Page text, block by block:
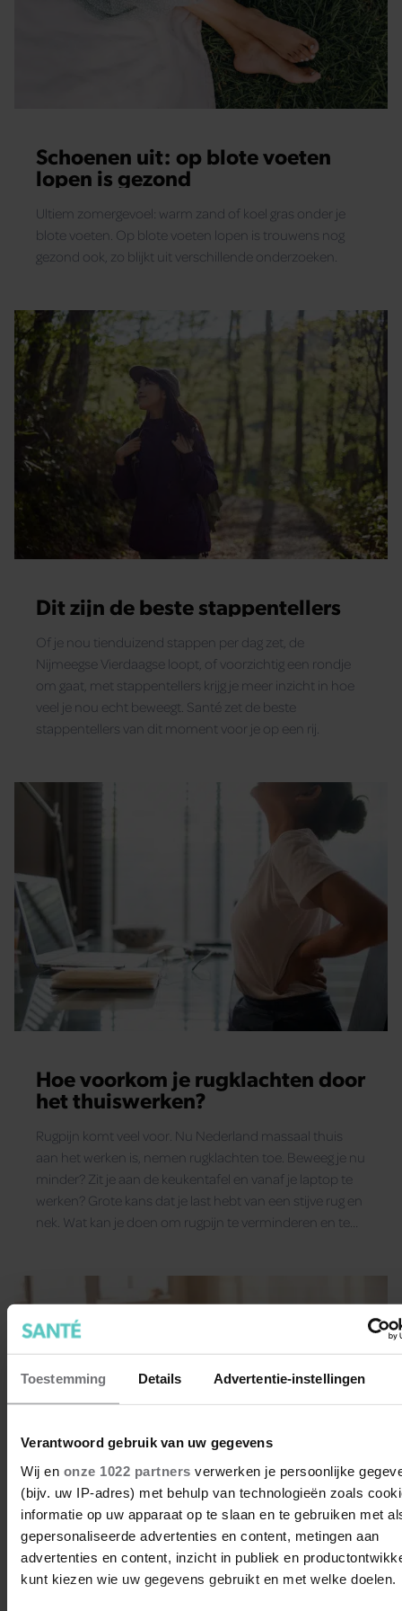
Toestemming Details Advertentie-instellingen
Verantwoord gebruik van uw gegevens
Wij en onze 1022 partners verwerken je persoonlijke
(bijv. uw IP-adres) met behulp van technologieën zoals
informatie op uw apparaat op te slaan en te gebruiken met
gepersonaliseerde advertenties en content, metingen aan
advertenties en content, inzicht in publiek en
kunt kiezen wie uw gegevens gebruikt en met welke doelen.
Schoenen uit: op blote voeten
lopen is gezond
Ultiem zomergevoel: warm zand of koel gras onder je
blote voeten. Op blote voeten lopen is trouwens nog
gezond ook, zo blijkt uit verschillende onderzoeken.
Dit zijn de beste stappentellers
Of je nou tienduizend stappen per dag zet, de
Nijmeegse Vierdaagse loopt, of voorzichtig een rondje
om gaat, met stappentellers krijg je meer inzicht in hoe
veel je nou echt beweegt. Santé zet de beste
stappentellers van dit moment voor je op een rij.
Hoe voorkom je rugklachten door
het thuiswerken?
Rugpijn komt veel voor. Nu Nederland massaal thuis
aan het werken is, nemen rugklachten toe. Beweeg je nu
minder? Zit je aan de keukentafel en vanaf je laptop te
werken? Grote kans dat je last hebt van een stijve rug en
nek. Wat kan je doen om rugpijn te verminderen en te
De 5 grootste ergernissen tijdens
een yogales